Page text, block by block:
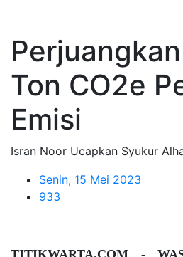
Ton CO2e
Emisi
Isran Noor Ucapkan Syukur
Senin, 15 Mei 2023
933
TITIKWARTA.COM -